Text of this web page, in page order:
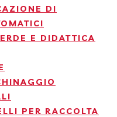
DI
E DIDATTICA
PER RACCOLTA